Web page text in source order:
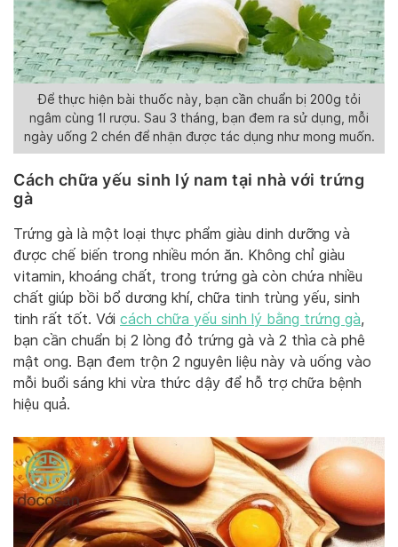
Để thực hiện bài thuốc này, bạn cần chuẩn bị 200g tỏi
ngâm cùng 1l rượu. Sau 3 tháng, bạn đem ra sử dụng, mỗi
ngày uống 2 chén để nhận được tác dụng như mong muốn.
Cách chữa yếu sinh lý nam tại nhà với trứng
gà
Trứng gà là một loại thực phẩm giàu dinh dưỡng và
được chế biến trong nhiều món ăn. Không chỉ giàu
vitamin, khoáng chất, trong trứng gà còn chứa nhiều
chất giúp bồi bổ dương khí, chữa tinh trùng yếu, sinh
tinh rất tốt. Với cách chữa yếu sinh lý bằng trứng gà,
bạn cần chuẩn bị 2 lòng đỏ trứng gà và 2 thìa cà phê
mật ong. Bạn đem trộn 2 nguyên liệu này và uống vào
mỗi buổi sáng khi vừa thức dậy để hỗ trợ chữa bệnh
hiệu quả.